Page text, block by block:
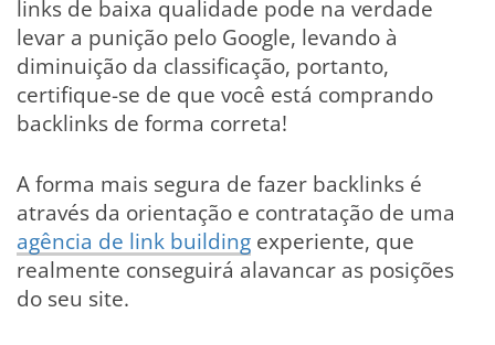
links de baixa qualidade pode na verdade
levar a punição pelo Google, levando à
diminuição da classificação, portanto,
certifique-se de que você está comprando
backlinks de forma correta!
A forma mais segura de fazer backlinks é
através da orientação e contratação de uma
agência de link building experiente, que
realmente conseguirá alavancar as posições
do seu site.